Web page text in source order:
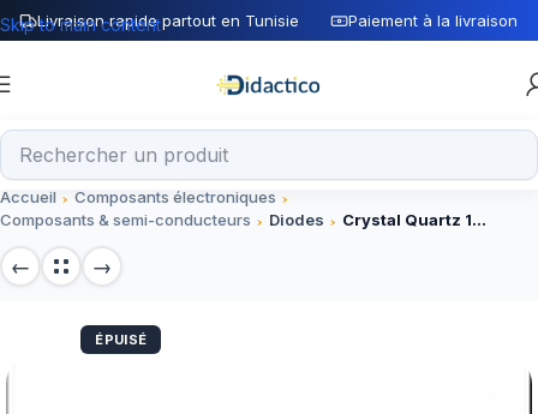
Livraison rapide partout en Tunisie Paiement à la livraison
Skip to main content
Accueil
Composants électroniques
Composants & semi-conducteurs
Diodes Crystal Quartz 12 Mhz
ÉPUISÉ